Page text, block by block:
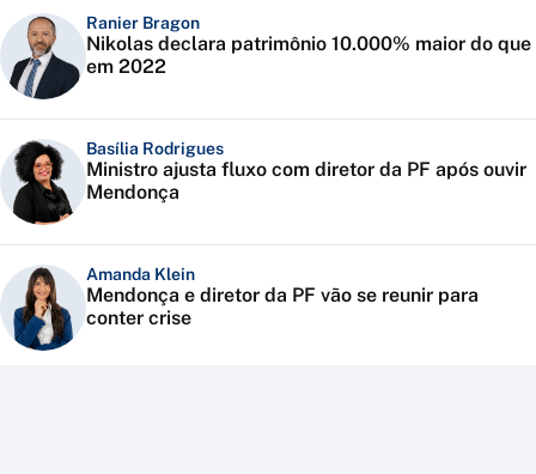
Ranier Bragon
Nikolas declara patrimônio 10.000% maior do que
em 2022
Basília Rodrigues
Ministro ajusta fluxo com diretor da PF após ouvir
Mendonça
Amanda Klein
Mendonça e diretor da PF vão se reunir para
conter crise